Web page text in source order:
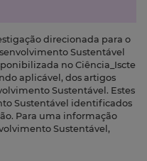
direcionada para o
Sustentável
no Ciência_Iscte
aplicável, dos artigos
Sustentável. Estes
Sustentável identificados
Para uma informação
Sustentável,